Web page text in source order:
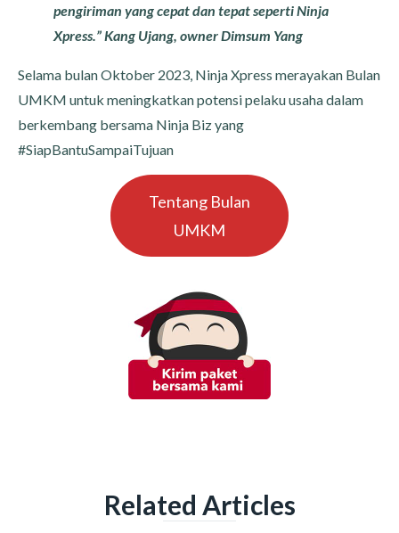
pengiriman yang cepat dan tepat seperti Ninja
Xpress.” Kang Ujang, owner Dimsum Yang
Selama bulan Oktober 2023, Ninja Xpress merayakan Bulan
UMKM untuk meningkatkan potensi pelaku usaha dalam
berkembang bersama Ninja Biz yang
#SiapBantuSampaiTujuan
Tentang Bulan
UMKM
Related Articles